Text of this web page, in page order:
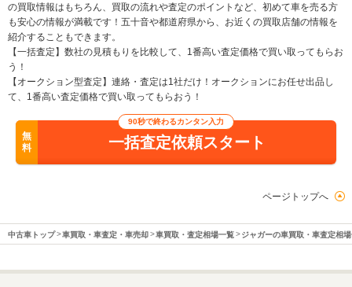
の買取情報はもちろん、買取の流れや査定のポイントなど、初めて車を売る方
も安心の情報が満載です！五十音や都道府県から、お近くの買取店舗の情報を
紹介することもできます。
【一括査定】数社の見積もりを比較して、1番高い査定価格で買い取ってもらお
う！
【オークション型査定】連絡・査定は1社だけ！オークションにお任せ出品し
て、1番高い査定価格で買い取ってもらおう！
無
料
90秒で終わるカンタン入力
一括査定依頼スタート
ページトップへ
中古車トップ 車買取・車査定・車売却 車買取・査定相場一覧 ジャガーの車買取・車査定相